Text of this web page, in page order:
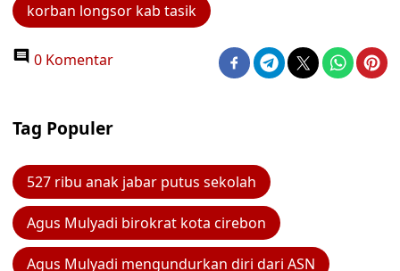
korban longsor kab tasik
0 Komentar
Tag Populer
527 ribu anak jabar putus sekolah
Agus Mulyadi birokrat kota cirebon
Agus Mulyadi mengundurkan diri dari ASN